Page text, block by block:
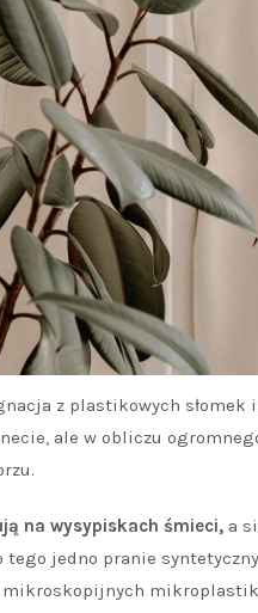
z plastikowych słomek
ale w obliczu
na wysypiskach śmieci, a
tego jedno pranie